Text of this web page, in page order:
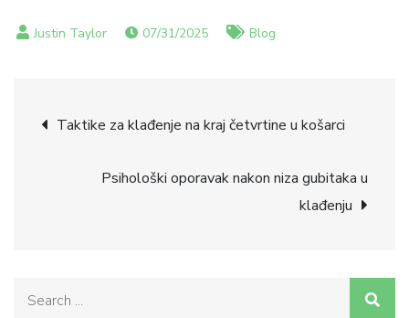
07/31/2025 Blog
Post
navigation
Taktike za klađenje na kraj četvrtine u košarci
Psihološki oporavak nakon niza gubitaka u
klađenju